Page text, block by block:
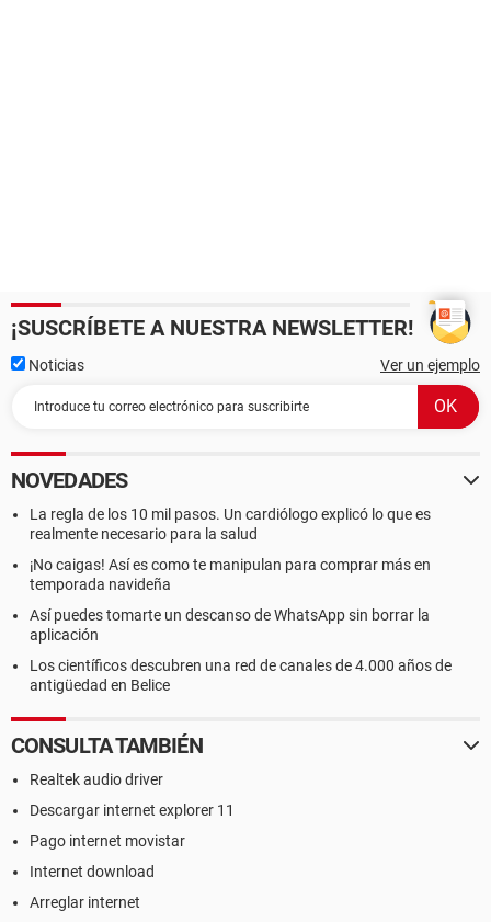
¡SUSCRÍBETE A NUESTRA NEWSLETTER!
Noticias Ver un ejemplo
NOVEDADES
La regla de los 10 mil pasos. Un cardiólogo explicó lo que es
realmente necesario para la salud
¡No caigas! Así es como te manipulan para comprar más en
temporada navideña
Así puedes tomarte un descanso de WhatsApp sin borrar la
aplicación
Los científicos descubren una red de canales de 4.000 años de
antigüedad en Belice
CONSULTA TAMBIÉN
Realtek audio driver
Descargar internet explorer 11
Pago internet movistar
Internet download
Arreglar internet